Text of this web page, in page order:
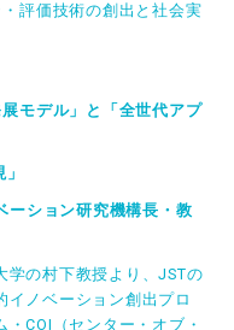
評価技術の創出と社会実
モデル」と「全世代アプ
ーション研究機構長・教
学の村下教授より、JSTの
イノベーション創出プロ
・COI（センター・オブ・